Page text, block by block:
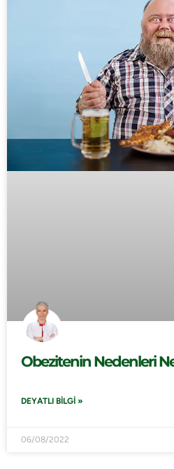
Obezitenin Nedenleri
DEYATLI BILGI »
06/08/2022